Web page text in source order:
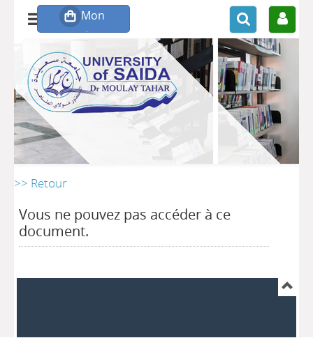
>> Retour
Vous ne pouvez pas accéder à ce
document.